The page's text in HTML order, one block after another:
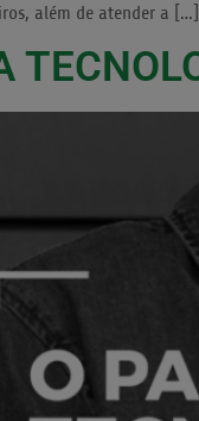
além de atender a […]